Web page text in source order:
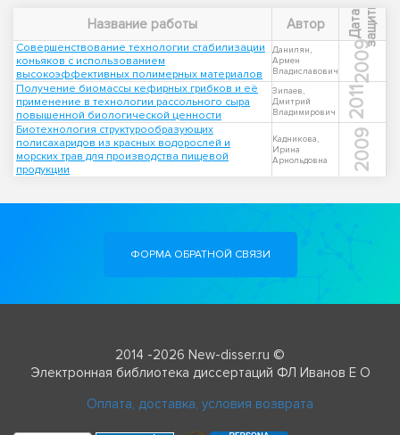
Название работы Автор Д
а
т
а
з
а
щ
и
т ы
Совершенствование технологии стабилизации
коньяков с использованием
высокоэффективных полимерных материалов
Данилян,
Армен
Владиславович
2009
Получение биомассы кефирных грибков и её
применение в технологии рассольного сыра
повышенной биологической ценности
Зипаев,
Дмитрий
Владимирович
2011
Биотехнология структурообразующих
полисахаридов из красных водорослей и
морских трав для производства пищевой
продукции
Кадникова,
Ирина
Арнольдовна
2009
ФОРМА ОБРАТНОЙ СВЯЗИ
2014 -2026 New-disser.ru ©
Электронная библиотека диссертаций ФЛ Иванов Е О
Оплата, доставка, условия возврата